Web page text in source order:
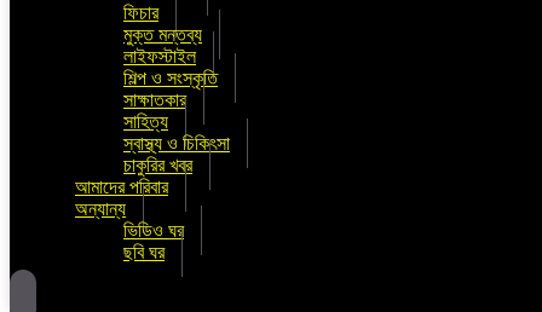
ফিচার
মুক্ত মন্তব্য
লাইফস্টাইল
শিল্প ও সংস্কৃতি
সাক্ষাতকার
সাহিত্য
স্বাস্থ্য ও চিকিৎসা
চাকুরির খবর
আমাদের পরিবার
অন্যান্য
ভিডিও ঘর
ছবি ঘর